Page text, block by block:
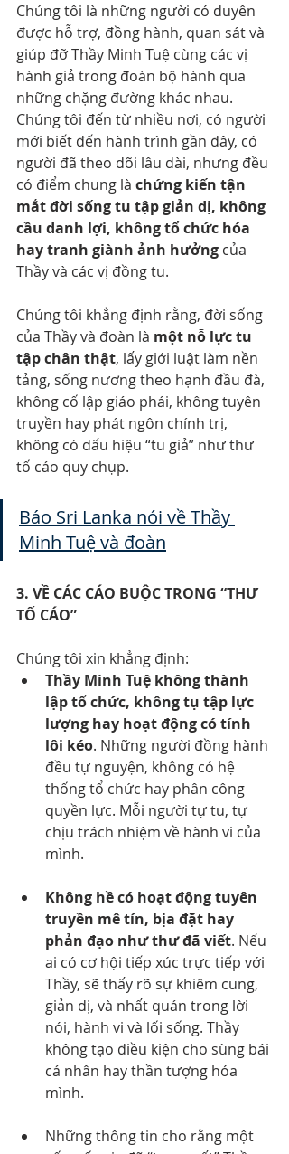
Chúng tôi là những người có duyên
được hỗ trợ, đồng hành, quan sát và
giúp đỡ Thầy Minh Tuệ cùng các vị
hành giả trong đoàn bộ hành qua
những chặng đường khác nhau.
Chúng tôi đến từ nhiều nơi, có người
mới biết đến hành trình gần đây, có
người đã theo dõi lâu dài, nhưng đều
có điểm chung là chứng kiến tận
mắt đời sống tu tập giản dị, không
cầu danh lợi, không tổ chức hóa
hay tranh giành ảnh hưởng của
Thầy và các vị đồng tu.
Chúng tôi khẳng định rằng, đời sống
của Thầy và đoàn là một nỗ lực tu
tập chân thật, lấy giới luật làm nền
tảng, sống nương theo hạnh đầu đà,
không cố lập giáo phái, không tuyên
truyền hay phát ngôn chính trị,
không có dấu hiệu “tu giả” như thư
tố cáo quy chụp.
Báo Sri Lanka nói về Thầy
Minh Tuệ và đoàn
3. VỀ CÁC CÁO BUỘC TRONG “THƯ
TỐ CÁO”
Chúng tôi xin khẳng định:
Thầy Minh Tuệ không thành
lập tổ chức, không tụ tập lực
lượng hay hoạt động có tính
lôi kéo. Những người đồng hành
đều tự nguyện, không có hệ
thống tổ chức hay phân công
quyền lực. Mỗi người tự tu, tự
chịu trách nhiệm về hành vi của
mình.
Không hề có hoạt động tuyên
truyền mê tín, bịa đặt hay
phản đạo như thư đã viết. Nếu
ai có cơ hội tiếp xúc trực tiếp với
Thầy, sẽ thấy rõ sự khiêm cung,
giản dị, và nhất quán trong lời
nói, hành vi và lối sống. Thầy
không tạo điều kiện cho sùng bái
cá nhân hay thần tượng hóa
mình.
Những thông tin cho rằng một